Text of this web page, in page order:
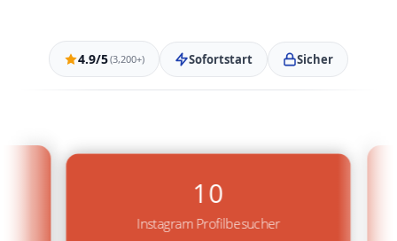
4.9/5(3,200+) Sofortstart Sicher
10
Instagram Profilbesucher